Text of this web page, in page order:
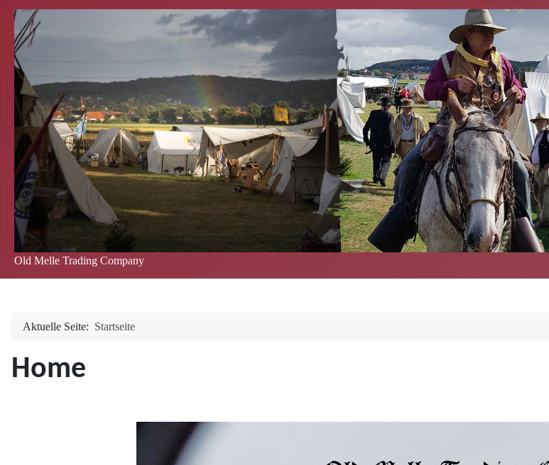
Old Melle Trading Company
Aktuelle Seite: Startseite
Home